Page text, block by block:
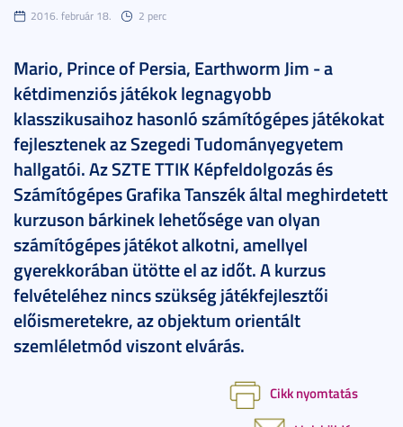
2016. február 18. 2 perc
Mario, Prince of Persia, Earthworm Jim - a
kétdimenziós játékok legnagyobb
klasszikusaihoz hasonló számítógépes játékokat
fejlesztenek az Szegedi Tudományegyetem
hallgatói. Az SZTE TTIK Képfeldolgozás és
Számítógépes Grafika Tanszék által meghirdetett
kurzuson bárkinek lehetősége van olyan
számítógépes játékot alkotni, amellyel
gyerekkorában ütötte el az időt. A kurzus
felvételéhez nincs szükség játékfejlesztői
előismeretekre, az objektum orientált
szemléletmód viszont elvárás.
Cikk nyomtatás